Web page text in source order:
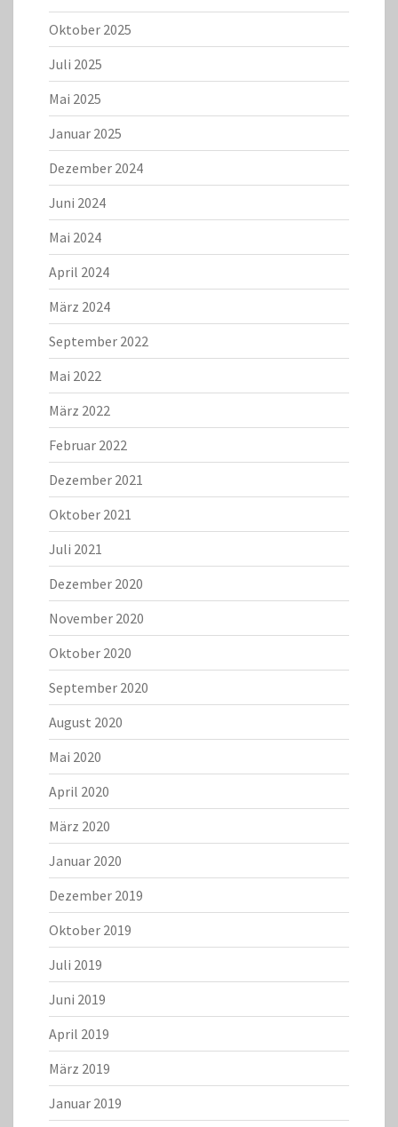
Oktober 2025
Juli 2025
Mai 2025
Januar 2025
Dezember 2024
Juni 2024
Mai 2024
April 2024
März 2024
September 2022
Mai 2022
März 2022
Februar 2022
Dezember 2021
Oktober 2021
Juli 2021
Dezember 2020
November 2020
Oktober 2020
September 2020
August 2020
Mai 2020
April 2020
März 2020
Januar 2020
Dezember 2019
Oktober 2019
Juli 2019
Juni 2019
April 2019
März 2019
Januar 2019